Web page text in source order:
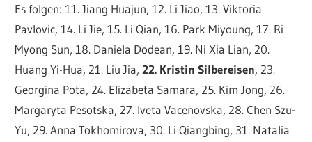
Es folgen: 11. Jiang Huajun, 12. Li Jiao, 13. Viktoria
Pavlovic, 14. Li Jie, 15. Li Qian, 16. Park Miyoung, 17. Ri
Myong Sun, 18. Daniela Dodean, 19. Ni Xia Lian, 20.
Huang Yi-Hua, 21. Liu Jia,22. Kristin Silbereisen, 23.
Georgina Pota, 24. Elizabeta Samara, 25. Kim Jong, 26.
Margaryta Pesotska, 27. Iveta Vacenovska, 28. Chen Szu-
Yu, 29. Anna Tokhomirova, 30. Li Qiangbing, 31. Natalia